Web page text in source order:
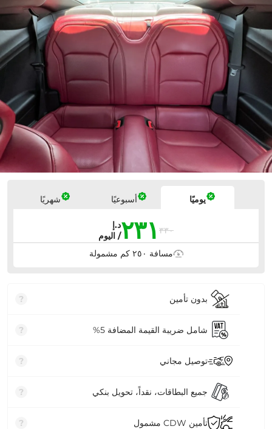
يوميًا أسبوعيًا شهريًا
٣٣٠ ٢٣١د.إ
/ اليوم
مسافة ٢٥٠ كم مشمولة
بدون تأمين ?
شامل ضريبة القيمة المضافة 5% ?
توصيل مجاني ?
جميع البطاقات، نقداً، تحويل بنكي ?
تأمين CDW مشمول ?